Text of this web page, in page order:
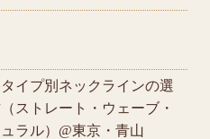
イプ別ネックラインの選
ストレート・ウェーブ・
ラル）@東京・青山